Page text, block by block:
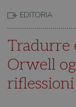
EDITORIA
Tradurre
Orwell
riflessioni